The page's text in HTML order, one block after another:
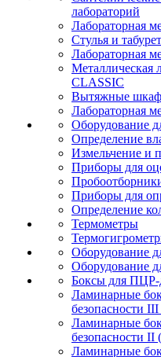
лабораторий
Лабораторная
Стулья и
Лабораторная
Металлическая
CLASSIC
Вытяжные
Лабораторная
Оборудование
Определение
Измельчение и
Приборы для
Приборы для
Определение
Термометры
Оборудование
Оборудование
Боксы для ПЦР-
Ламинарные
безопасности
Ламинарные
безопасности II
Ламинарные